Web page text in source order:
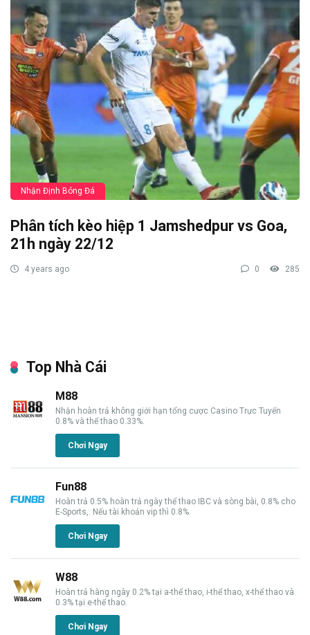
Nhận Định Bóng Đá
Phân tích kèo hiệp 1 Jamshedpur vs Goa,
21h ngày 22/12
4 years ago 0 285
Top Nhà Cái
M88
Nhận hoàn trả không giới hạn tổng cược Casino Trực Tuyến
0.8% và thể thao 0.33%.
Chơi Ngay
Fun88
Hoàn trả 0.5% hoàn trả ngày thể thao IBC và sòng bài, 0.8% cho
E-Sports,. Nếu tài khoản vip thì 0.8%.
Chơi Ngay
W88
Hoàn trả hàng ngày 0.2% tại a-thể thao, i-thể thao, x-thể thao và
0.3% tại e-thể thao.
Chơi Ngay